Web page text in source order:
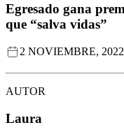
Egresado gana
que “salva vidas”
2 NOVIEMBRE, 2022
AUTOR
Laura